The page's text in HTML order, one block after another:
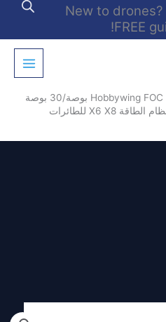
New to
FREE
المروحة الأصلية Hobbywing FOC 2388 3090 23 بوصة/30 بوصة
قابلة للطي المروحة CW CCW لنظام الطاقة X6 X8 للطائرات